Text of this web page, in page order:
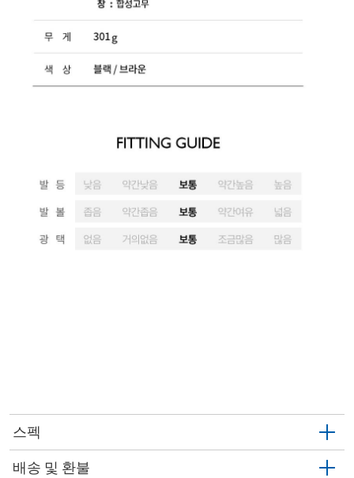
스펙
배송 및 환불